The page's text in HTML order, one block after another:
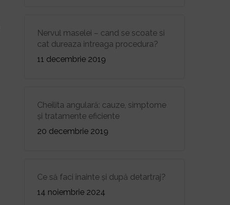
Nervul maselei – cand se scoate si
cat dureaza intreaga procedura?
11 decembrie 2019
Cheilita angulară: cauze, simptome
și tratamente eficiente
20 decembrie 2019
Ce să faci înainte și după detartraj?
14 noiembrie 2024